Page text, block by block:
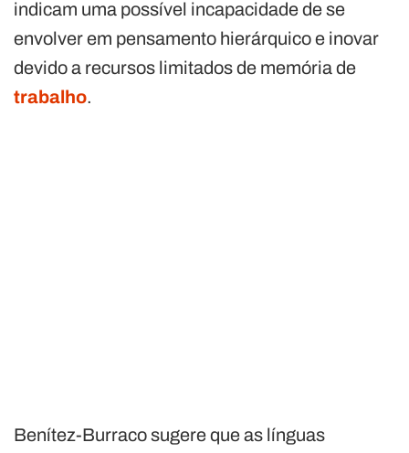
indicam uma possível incapacidade de se
envolver em pensamento hierárquico e inovar
devido a recursos limitados de memória de
trabalho.
Benítez-Burraco sugere que as línguas